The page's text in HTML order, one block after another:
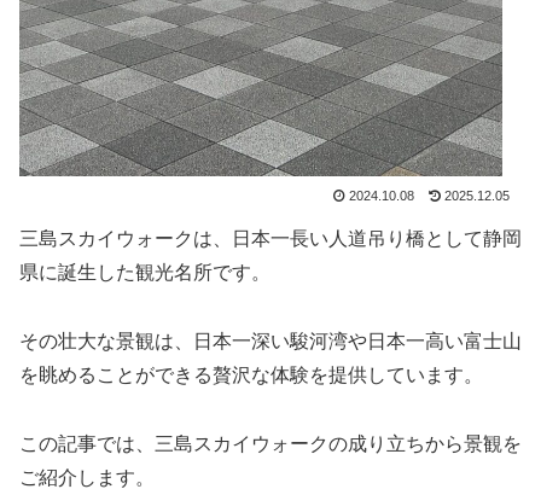
2024.10.08 2025.12.05
三島スカイウォークは、日本一長い人道吊り橋として静岡
県に誕生した観光名所です。
その壮大な景観は、日本一深い駿河湾や日本一高い富士山
を眺めることができる贅沢な体験を提供しています。
この記事では、三島スカイウォークの成り立ちから景観を
ご紹介します。